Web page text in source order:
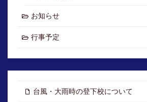
お知らせ
行事予定
台風・大雨時の登下校について